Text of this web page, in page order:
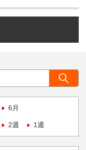
6月
2週 1週